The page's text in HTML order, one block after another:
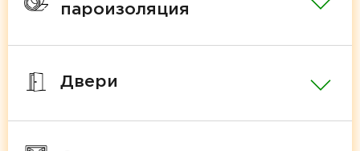
пароизоляция
Двери